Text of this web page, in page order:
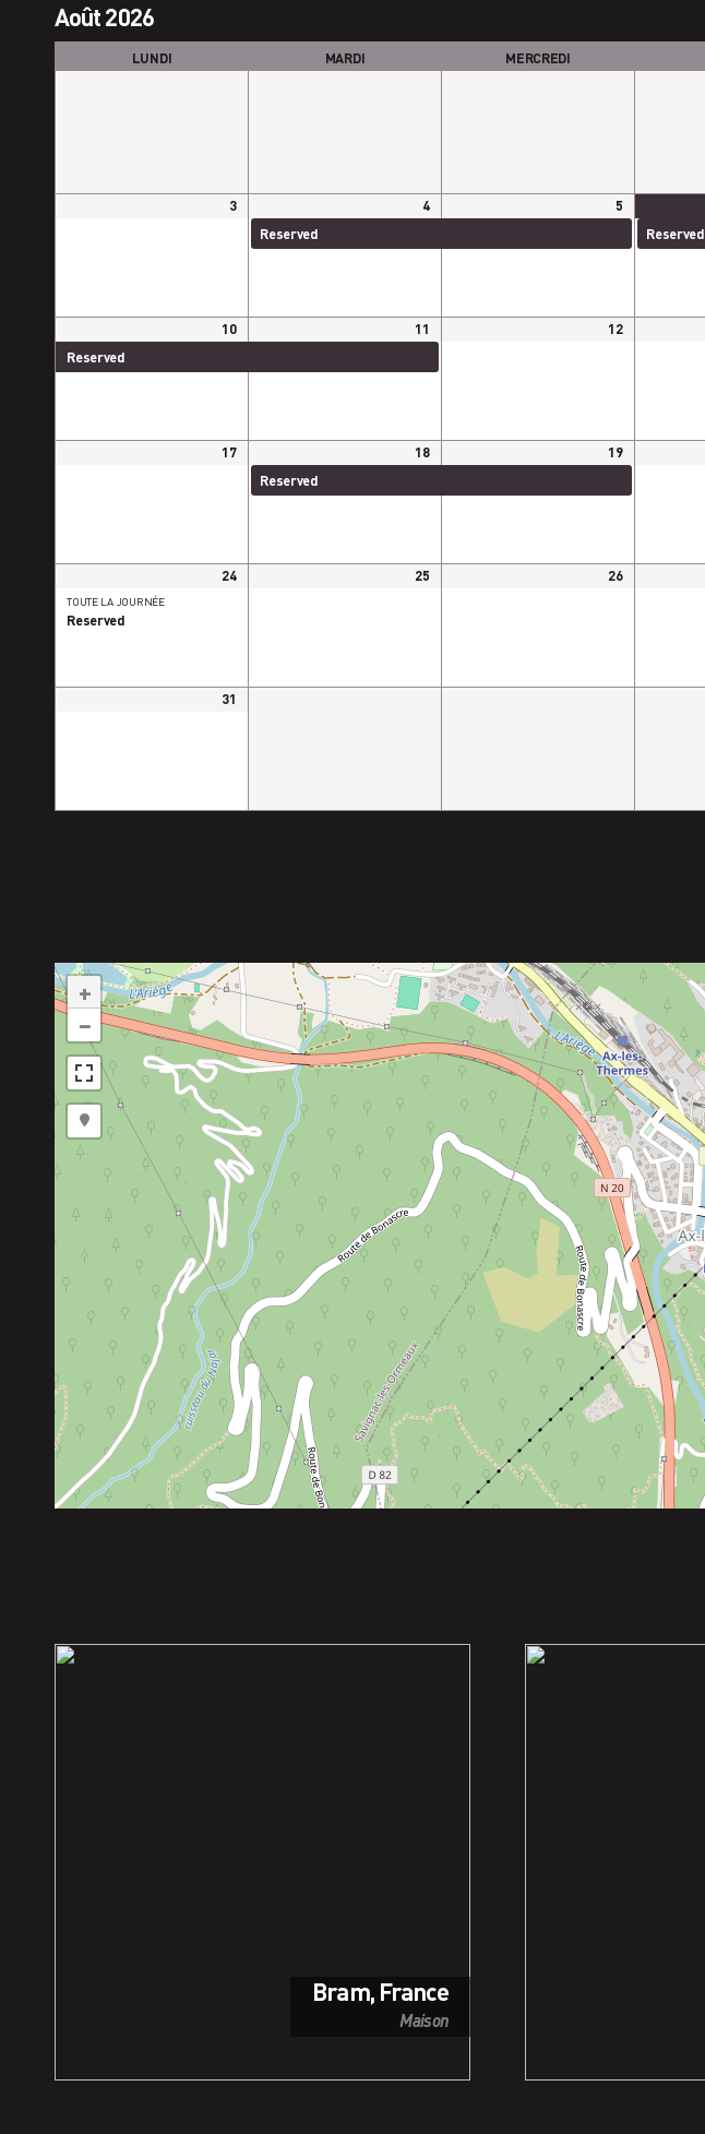
Sélection
du
mois
Août 2026
LUNDI MARDI MERCREDI
3
4
Reserved
5
Reserved
10
Reserved
11
12
17
18
Reserved
19
24
TOUTE LA JOURNÉE
Reserved
25 26
31
+
−
Bram, France
Maison